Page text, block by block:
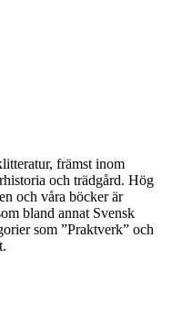
främst inom
och trädgård. Hög
och våra böcker är
bland annat Svensk
som ”Praktverk” och